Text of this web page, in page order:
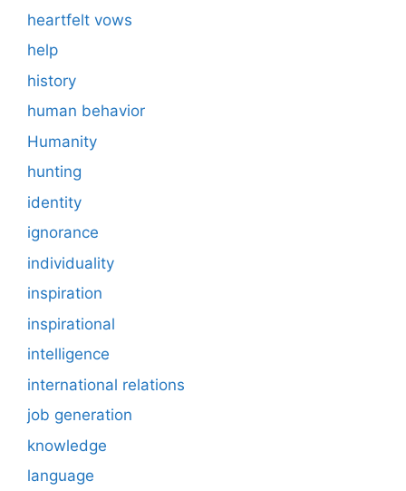
heartfelt vows
help
history
human behavior
Humanity
hunting
identity
ignorance
individuality
inspiration
inspirational
intelligence
international relations
job generation
knowledge
language